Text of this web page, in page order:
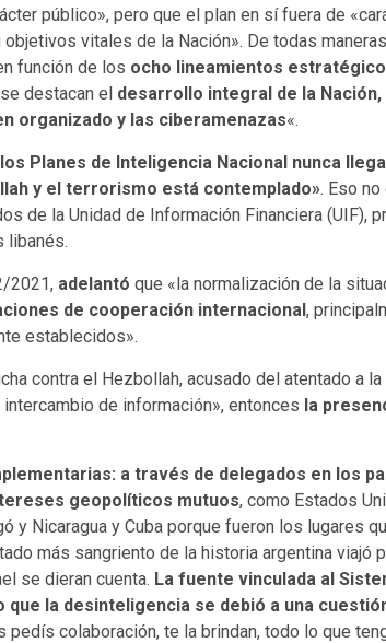
público», pero que el plan en sí fuera de
vitales de la Nación». De todas
función de los ocho lineamientos
destacan el desarrollo integral de la
organizado y las ciberamenazas«.
Planes de Inteligencia Nacional nunca
y el terrorismo está contemplado». Eso
de la Unidad de Información Financiera (UIF),
libanés.
2021, adelantó que «la normalización de la
de cooperación internacional,
establecidos».
contra el Hezbollah, acusado del atentado a
de información», entonces la
a través de delegados en los
geopolíticos mutuos, como Estados
Nicaragua y Cuba porque fueron los lugares
más sangriento de la historia argentina viajó
se dieran cuenta. La fuente vinculada al
la desinteligencia se debió a una
pedís colaboración, te la brindan, todo lo que